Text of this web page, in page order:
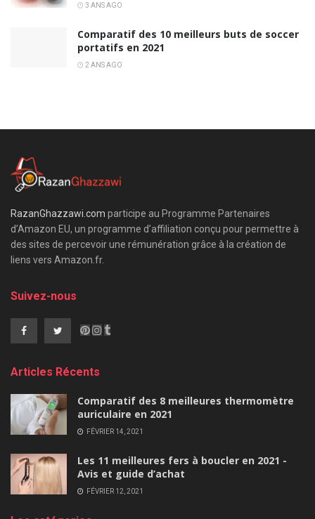
3 ANS AGO
Comparatif des 10 meilleurs buts de soccer
portatifs en 2021
2 ANS AGO
RazanGhazzawi.com participe au Programme Partenaires
d’Amazon EU, un programme d’affiliation conçu pour permettre à
des sites de percevoir une rémunération grâce à la création de
liens vers Amazon.fr.
Suivez-nous
Articles Récents
Comparatif des 8 meilleures thermomètre
auriculaire en 2021
FÉVRIER 14, 2021
Les 11 meilleures fers à boucler en 2021 -
Avis et guide d’achat
FÉVRIER 12, 2021